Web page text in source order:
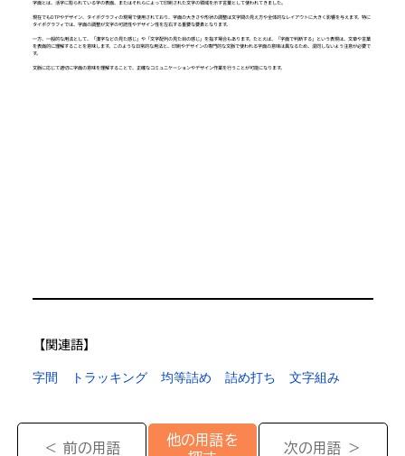
字面とは、活字に彫られている字の表面、またはそれらによって印刷された文字の領域を示す言葉として使われてきました。
現在でもDTPやデザイン、タイポグラフィの現場で使用されており、字面の大きさや形状の調整は文字間の見え方や全体的なレイアウトに大きく影響を与えます。特に
タイポグラフィでは、字面の調整が文字の可読性やデザイン性を左右する重要な要素となります。
一方、一般的な用法として、「漢字などの見た感じ」や「文字配列の見た目の感じ」を指す場合もあります。たとえば、「字面で判断する」という表現は、文章や言葉
を表面的に理解することを意味します。このような日常的な用法と、印刷やデザインの専門的な文脈で使われる字面の意味は異なるため、混同しないよう注意が必要で
す。
文脈に応じて適切に字面の意味を理解することで、正確なコミュニケーションやデザイン作業を行うことが可能になります。
【​関連語】
字間 トラッキング 均等詰め 詰め打ち 文字組み
＜ 前の用語
他の用語を
次の用語 ＞